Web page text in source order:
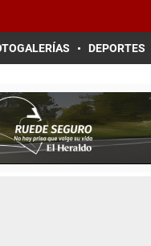
DEPORTES